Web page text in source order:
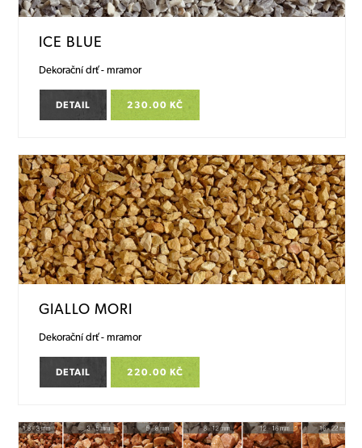
ICE BLUE
Dekorační drť - mramor
DETAIL 230.00 KČ
GIALLO MORI
Dekorační drť - mramor
DETAIL 220.00 KČ